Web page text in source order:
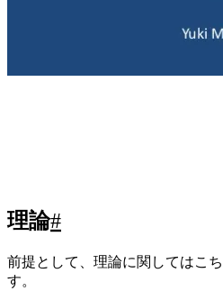
理論#
前提として、理論に関してはこ
す。